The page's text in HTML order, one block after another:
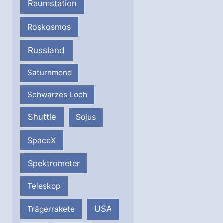
Raumstation
Roskosmos
Russland
Saturnmond
Schwarzes Loch
Shuttle Sojus
SpaceX
Spektrometer
Teleskop
Trägerrakete USA